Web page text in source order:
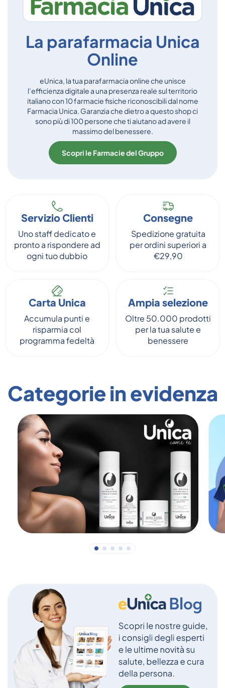
La parafarmacia Unica
Online
eUnica, la tua parafarmacia online che unisce
l’efficienza digitale a una presenza reale sul territorio
italiano con 10 farmacie fisiche riconoscibili dal nome
Farmacia Unica. Garanzia che dietro a questo shop ci
sono più di 100 persone che ti aiutano ad avere il
massimo del benessere.
Scopri le Farmacie del Gruppo
Servizio Clienti
Uno staff dedicato e
pronto a rispondere ad
ogni tuo dubbio
Consegne
Spedizione gratuita
per ordini superiori a
€29,90
Carta Unica
Accumula punti e
risparmia col
programma fedeltà
Ampia selezione
Oltre 50.000 prodotti
per la tua salute e
benessere
Categorie in evidenza